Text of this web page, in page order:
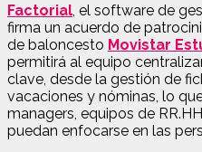
Factorial, el software de
firma un acuerdo de
de baloncesto Movistar
permitirá al equipo
clave, desde la gestión de
vacaciones y nóminas, lo
managers, equipos de
puedan enfocarse en las